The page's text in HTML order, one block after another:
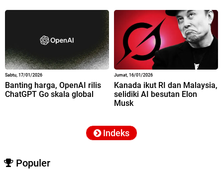
Sabtu, 17/01/2026
Banting harga, OpenAI rilis
ChatGPT Go skala global
Jumat, 16/01/2026
Kanada ikut RI dan Malaysia,
selidiki AI besutan Elon
Musk
Indeks
Populer